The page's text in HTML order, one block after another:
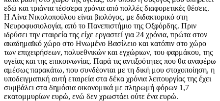
εδώ και τριάντα τέσσερα χρόνια από πολλές διαφορετικές θέσεις.
Η Λίνα Νικολοπούλου είναι βιολόγος, με διδακτορικό στη
Νευροφυσιολογία, από το Πανεπιστήμιο της Οξφόρδης. Πριν
ιδρύσει την εταιρεία της είχε εργαστεί για 24 χρόνια, πρώτα στον
ακαδημαϊκό χώρο στο Ηνωμένο Βασίλειο και κατόπιν στο χώρο
των επιχειρήσεων, πολυεθνικών και εγχώριων, του φαρμάκου, της
υγείας και της επικοινωνίας. Παρά τις αντιξοότητες που θα αναφέρω
αμέσως παρακάτω, που συνδέονται με τη δική μου στοχοποίηση, η
υποδειγματική αυτή εταιρεία στα δέκα χρόνια λειτουργίας της έχει
συμβάλει στα δημόσια οικονομικά με πληρωμή φόρων 1,7
εκατομμυρίων ευρώ, ενώ δεν χρωστάει ούτε ένα ευρώ.